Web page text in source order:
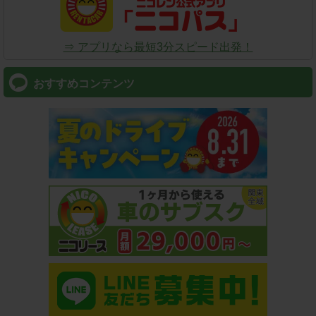
⇒ アプリなら最短3分スピード出発！
おすすめコンテンツ